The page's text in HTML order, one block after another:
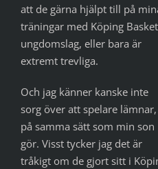
att de gärna hjälpt till på
träningar med Köping
ungdomslag, eller bara är
extremt trevliga.
Och jag känner kanske inte
sorg över att spelare lämnar,
på samma sätt som min son
gör. Visst tycker jag det är
tråkigt om de gjort sitt i